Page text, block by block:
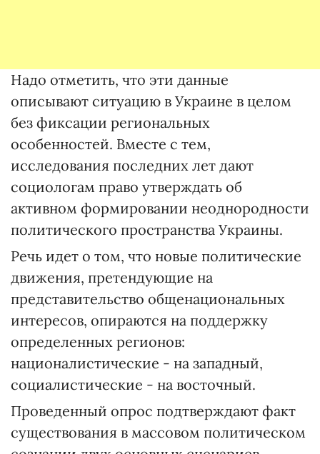
Надо отметить, что эти данные
описывают ситуацию в Украине в целом
без фиксации региональных
особенностей. Вместе с тем,
исследования последних лет дают
социологам право утверждать об
активном формировании неоднородности
политического пространства Украины.
Речь идет о том, что новые политические
движения, претендующие на
представительство общенациональных
интересов, опираются на поддержку
определенных регионов:
националистические - на западный,
социалистические - на восточный.
Проведенный опрос подтверждают факт
существования в массовом политическом